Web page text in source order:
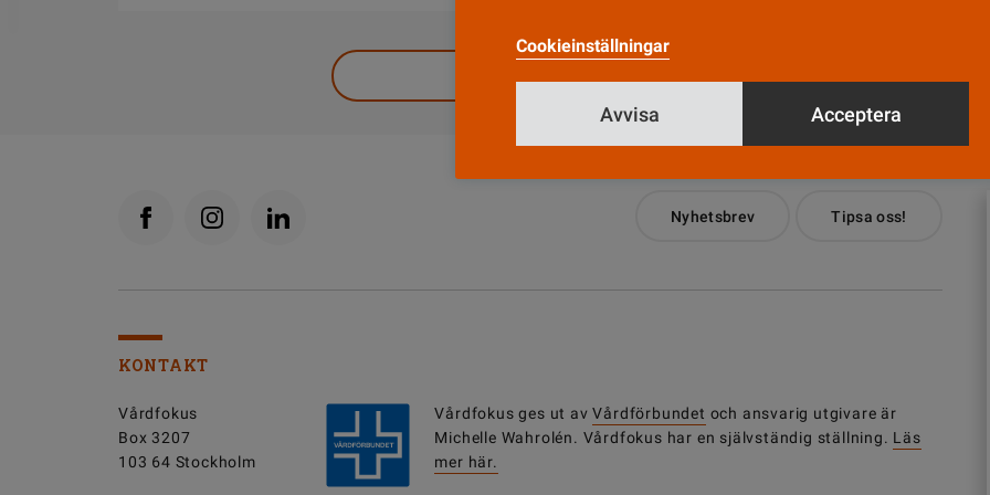
Nyhetsbrev Tipsa oss!
KONTAKT
Vårdfokus
Box 3207
103 64 Stockholm
Vårdfokus ges ut avVårdförbundet och ansvarig utgivare är
Michelle Wahrolén. Vårdfokus har en självständig ställning. Läs
mer här.
Cookieinställningar
Avvisa Acceptera